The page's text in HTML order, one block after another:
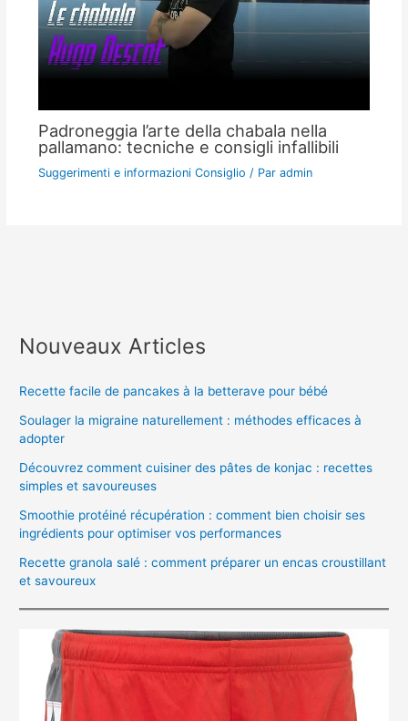
Padroneggia l’arte della chabala nella
pallamano: tecniche e consigli infallibili
Suggerimenti e informazioni Consiglio / Par admin
Nouveaux Articles
Recette facile de pancakes à la betterave pour bébé
Soulager la migraine naturellement : méthodes efficaces à
adopter
Découvrez comment cuisiner des pâtes de konjac : recettes
simples et savoureuses
Smoothie protéiné récupération : comment bien choisir ses
ingrédients pour optimiser vos performances
Recette granola salé : comment préparer un encas croustillant
et savoureux